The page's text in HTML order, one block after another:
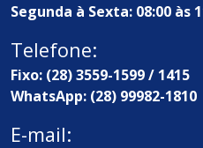
Segunda à Sexta: 08:00 às
Telefone:
Fixo: (28) 3559-1599 / 1415
WhatsApp: (28) 99982-1810
E-mail: